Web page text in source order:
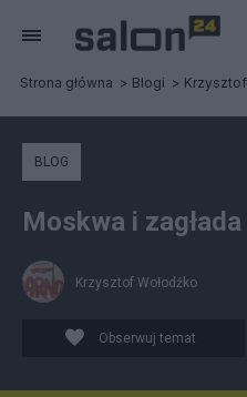
Strona główna Blogi
BLOG
Moskwa i
Krzysztof Wołodźko
Obserwuj temat